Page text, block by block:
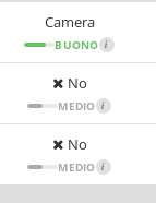
Camera
BUONO i
No
MEDIO i
No
MEDIO i